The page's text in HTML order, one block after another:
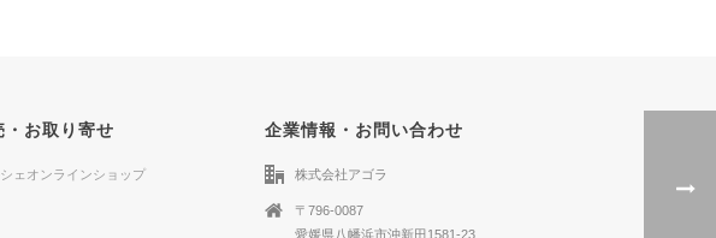
・お取り寄せ
ェオンラインショップ
企業情報・お問い合わせ
株式会社アゴラ
〒796-0087
愛媛県八幡浜市沖新田1581-23